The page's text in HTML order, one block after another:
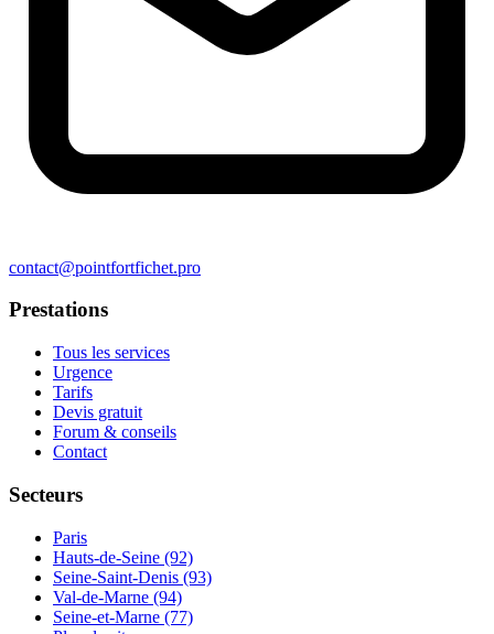
contact@pointfortfichet.pro
Prestations
Tous les services
Urgence
Tarifs
Devis gratuit
Forum & conseils
Contact
Secteurs
Paris
Hauts-de-Seine (92)
Seine-Saint-Denis (93)
Val-de-Marne (94)
Seine-et-Marne (77)